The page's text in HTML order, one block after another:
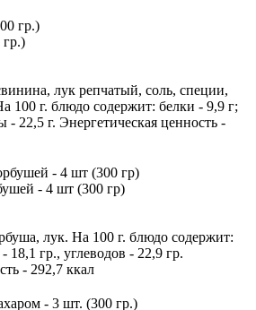
лук репчатый, соль, специи,
100 г. блюдо содержит: белки - 9,9 г;
22,5 г. Энергетическая ценность -
- 4 шт (300 гр)
лук. На 100 г. блюдо содержит:
18,1 гр., углеводов - 22,9 гр.
- 292,7 ккал